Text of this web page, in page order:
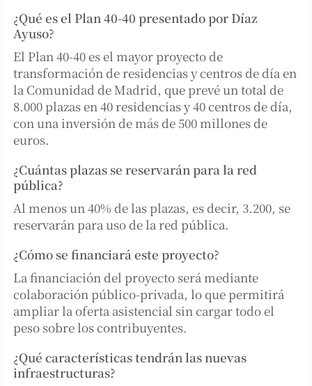
¿Qué es el Plan 40-40 presentado por Díaz
Ayuso?
El Plan 40-40 es el mayor proyecto de
transformación de residencias y centros de día en
la Comunidad de Madrid, que prevé un total de
8.000 plazas en 40 residencias y 40 centros de día,
con una inversión de más de 500 millones de
euros.
¿Cuántas plazas se reservarán para la red
pública?
Al menos un 40% de las plazas, es decir, 3.200, se
reservarán para uso de la red pública.
¿Cómo se financiará este proyecto?
La financiación del proyecto será mediante
colaboración público-privada, lo que permitirá
ampliar la oferta asistencial sin cargar todo el
peso sobre los contribuyentes.
¿Qué características tendrán las nuevas
infraestructuras?